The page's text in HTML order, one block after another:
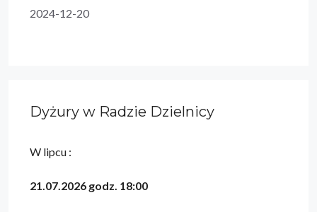
2024-12-20
Dyżury w Radzie Dzielnicy
W lipcu :
21.07.2026 godz. 18:00